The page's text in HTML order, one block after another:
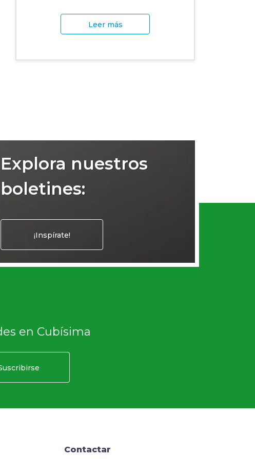
Leer más
Explora nuestros
boletines:
¡Inspírate!
en Cubísima
Contactar